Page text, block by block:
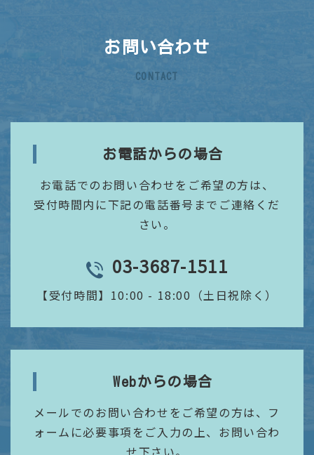
お問い合わせ
CONTACT
お電話からの場合
お電話でのお問い合わせをご希望の方は、
受付時間内に下記の電話番号までご連絡くだ
さい。
TEL
03-3687-1511
【受付時間】 10:00 - 18:00（土日祝除く）
Webからの場合
メールでのお問い合わせをご希望の方は、フ
ォームに必要事項をご入力の上、お問い合わ